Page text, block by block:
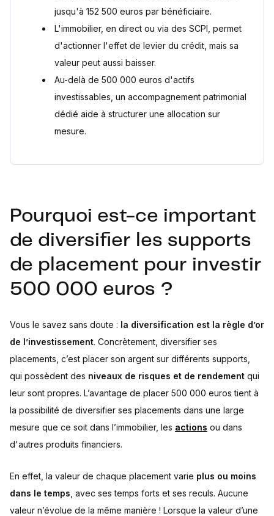
jusqu'à 152 500 euros par bénéficiaire.
L'immobilier, en direct ou via des SCPI, permet
d'actionner l'effet de levier du crédit, mais sa
valeur peut aussi baisser.
Au-delà de 500 000 euros d'actifs
investissables, un accompagnement patrimonial
dédié aide à structurer une allocation sur
mesure.
Pourquoi est-ce important
de diversifier les supports
de placement pour investir
500 000 euros ?
Vous le savez sans doute : la diversification est la règle d’or
de l’investissement. Concrètement, diversifier ses
placements, c’est placer son argent sur différents supports,
qui possèdent des niveaux de risques et de rendement qui
leur sont propres. L’avantage de placer 500 000 euros tient à
la possibilité de diversifier ses placements dans une large
mesure que ce soit dans l’immobilier, les actions ou dans
d'autres produits financiers.
En effet, la valeur de chaque placement varie plus ou moins
dans le temps , avec ses temps forts et ses reculs. Aucune
valeur n’évolue de la même manière ! Lorsque la valeur d’une